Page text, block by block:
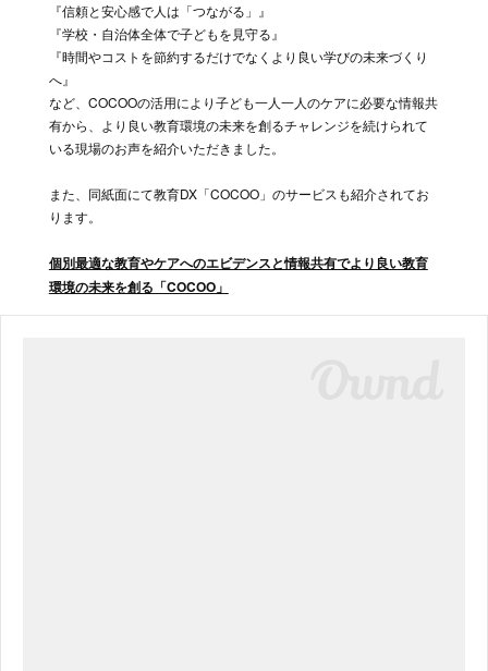
『信頼と安心感で人は「つながる」』
『学校・自治体全体で子どもを見守る』
『時間やコストを節約するだけでなくより良い学びの未来づくり
へ』
など、COCOOの活用により子ども一人一人のケアに必要な情報共
有から、より良い教育環境の未来を創るチャレンジを続けられて
いる現場のお声を紹介いただきました。
また、同紙面にて教育DX「COCOO」のサービスも紹介されてお
ります。
個別最適な教育やケアへのエビデンスと情報共有でより良い教育
環境の未来を創る「COCOO」